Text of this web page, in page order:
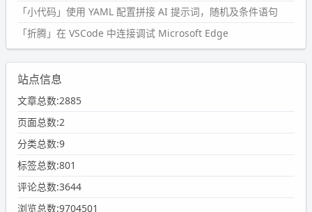
「小代码」使用 YAML 配置拼接 AI 提示词，随机及条件语句
「折腾」在 VSCode 中连接调试 Microsoft Edge
站点信息
文章总数:2885
页面总数:2
分类总数:9
标签总数:801
评论总数:3644
浏览总数:9704501